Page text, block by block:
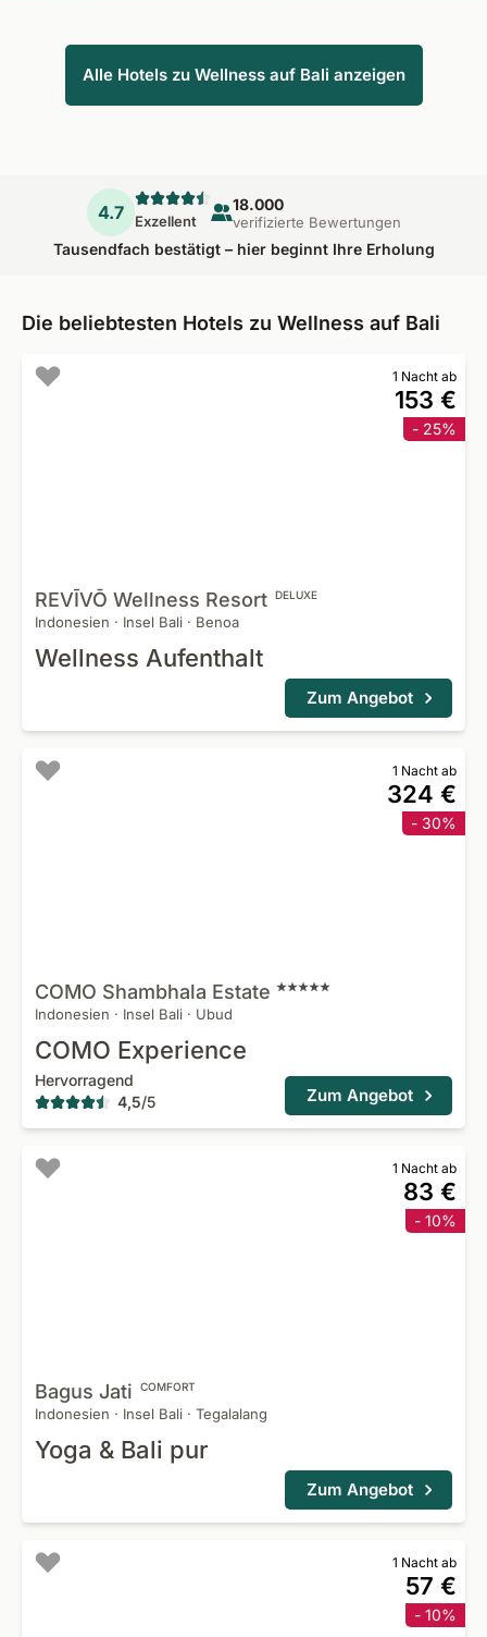
Alle Hotels zu Wellness auf Bali anzeigen
4.7 Exzellent
18.000
verifizierte Bewertungen
Tausendfach bestätigt – hier beginnt Ihre Erholung
Die beliebtesten Hotels zu Wellness auf Bali
1 Nacht ab
153 €
- 25%
REVĪVŌ Wellness Resort DELUXE
Indonesien · Insel Bali · Benoa
Wellness Aufenthalt
Zum Angebot
1 Nacht ab
324 €
- 30%
COMO Shambhala Estate
Indonesien · Insel Bali · Ubud
COMO Experience
Hervorragend
4,5/5 Zum Angebot
1 Nacht ab
83 €
- 10%
Bagus Jati COMFORT
Indonesien · Insel Bali · Tegalalang
Yoga & Bali pur
Zum Angebot
1 Nacht ab
57 €
- 10%